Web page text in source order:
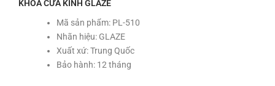
KHÓA CỬA KÍNH GLAZE
Mã sản phẩm: PL-510
Nhãn hiệu: GLAZE
Xuất xứ: Trung Quốc
Bảo hành: 12 tháng